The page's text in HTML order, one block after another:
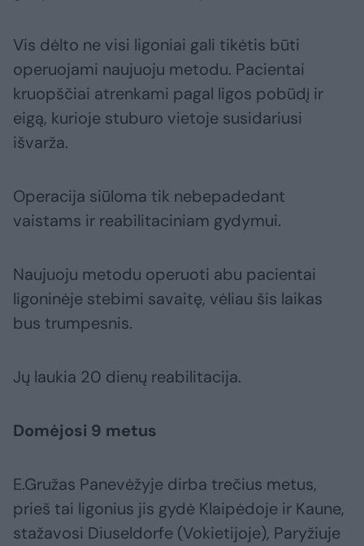
Vis dėlto ne visi ligoniai gali tikėtis būti
operuojami naujuoju metodu. Pacientai
kruopščiai atrenkami pagal ligos pobūdį ir
eigą, kurioje stuburo vietoje susidariusi
išvarža.
Operacija siūloma tik nebepadedant
vaistams ir reabilitaciniam gydymui.
Naujuoju metodu operuoti abu pacientai
ligoninėje stebimi savaitę, vėliau šis laikas
bus trumpesnis.
Jų laukia 20 dienų reabilitacija.
Domėjosi 9 metus
E.Gružas Panevėžyje dirba trečius metus,
prieš tai ligonius jis gydė Klaipėdoje ir Kaune,
stažavosi Diuseldorfe (Vokietijoje), Paryžiuje